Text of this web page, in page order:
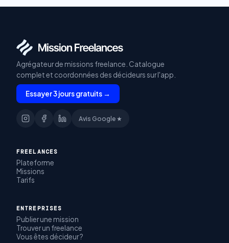
Agrégateur de missions freelance. Catalogue
complet et coordonnées des décideurs sur l'app.
Essayer 3 jours gratuits →
Avis Google ★
FREELANCES
Plateforme
Missions
Tarifs
ENTREPRISES
Publier une mission
Trouver un freelance
Vous êtes décideur ?